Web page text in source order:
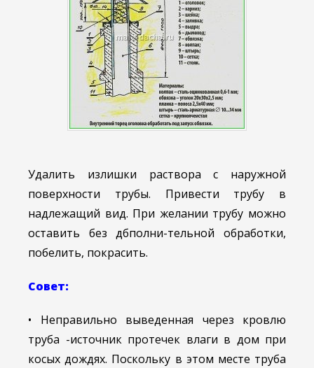
Удалить излишки раствора с наружной
поверхности трубы. Привести трубу в
надлежащий вид. При желании трубу можно
оставить без дбполни-тельной обработки,
побелить, покрасить.
Совет:
• Неправильно выведенная через кровлю
труба -источник протечек влаги в дом при
косых дождях. Поскольку в этом месте труба